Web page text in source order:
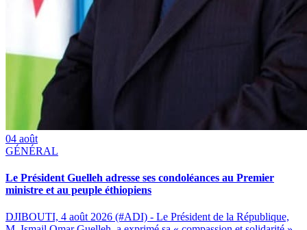
04 août
GÉNÉRAL
Le Président Guelleh adresse ses condoléances au Premier
ministre et au peuple éthiopiens
DJIBOUTI, 4 août 2026 (#ADI) - Le Président de la République,